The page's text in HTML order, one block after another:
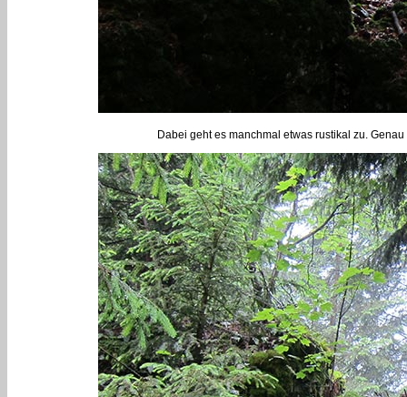
Dabei geht es manchmal etwas rustikal zu.